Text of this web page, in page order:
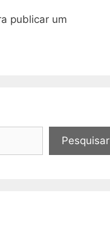
publicar um
Pesquisar